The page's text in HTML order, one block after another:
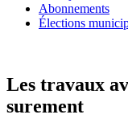
Abonnements
Élections
Les travaux
surement